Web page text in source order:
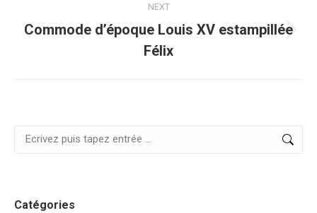
NEXT
Projets
similaires
Commode d’époque Louis XV estampillée
Félix
Search:
Catégories